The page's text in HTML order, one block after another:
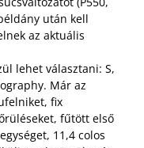
után kell
az aktuális
lehet választani: S,
Már az
fix
fűtött első
11,4 colos